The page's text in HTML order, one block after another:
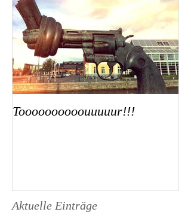
Toooooooooouuuuur!!!
Aktuelle Einträge